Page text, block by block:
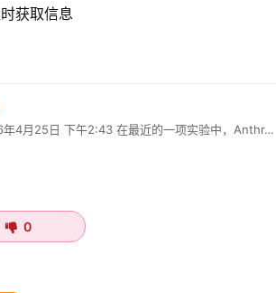
获取信息
4月25日 下午2:43 在最近的一项实验中，Anthr…
0